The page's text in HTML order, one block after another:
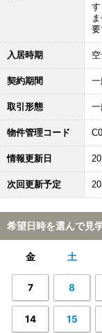
要
入居時期
契約期間
取引形態
物件管理コード
情報更新日
次回更新予定
希望日時を選んで見
金 土
7 8
14 15